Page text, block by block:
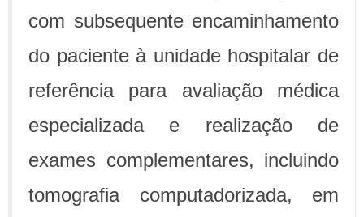
com subsequente encaminhamento
do paciente à unidade hospitalar de
referência para avaliação médica
especializada e realização de
exames complementares, incluindo
tomografia computadorizada, em